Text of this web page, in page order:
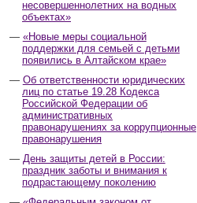
несовершеннолетних на водных
объектах»
«Новые меры социальной
поддержки для семьей с детьми
появились в Алтайском крае»
Об ответственности юридических
лиц по статье 19.28 Кодекса
Российской Федерации об
административных
правонарушениях за коррупционные
правонарушения
День защиты детей в России:
праздник заботы и внимания к
подрастающему поколению